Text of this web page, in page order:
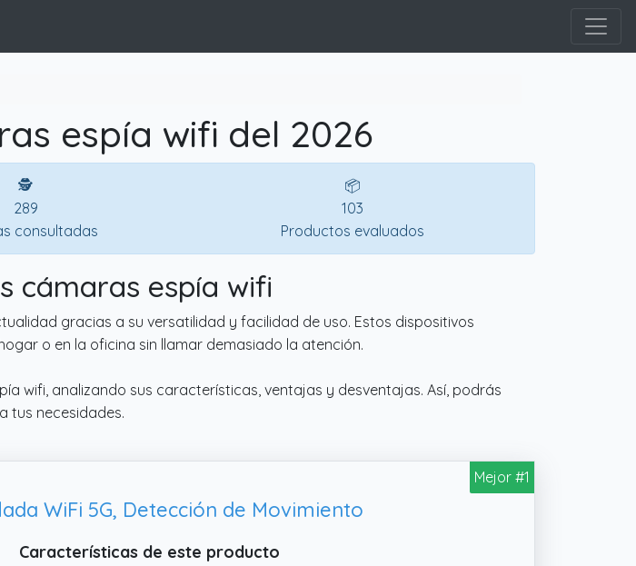
espía wifi del 2026
🕵
289
consultadas
📦
103
Productos evaluados
cámaras espía wifi
gracias a su versatilidad y facilidad de uso. Estos dispositivos
o en la oficina sin llamar demasiado la atención.
wifi, analizando sus características, ventajas y desventajas. Así, podrás
tus necesidades.
Mejor #1
WiFi 5G, Detección de Movimiento
Características de este producto